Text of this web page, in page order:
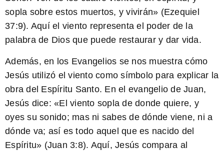
sopla sobre estos muertos, y vivirán» (Ezequiel
37:9). Aquí el viento representa el poder de la
palabra de Dios que puede restaurar y dar vida.
Además, en los Evangelios se nos muestra cómo
Jesús utilizó el viento como símbolo para explicar la
obra del Espíritu Santo. En el evangelio de Juan,
Jesús dice: «El viento sopla de donde quiere, y
oyes su sonido; mas ni sabes de dónde viene, ni a
dónde va; así es todo aquel que es nacido del
Espíritu» (Juan 3:8). Aquí, Jesús compara al